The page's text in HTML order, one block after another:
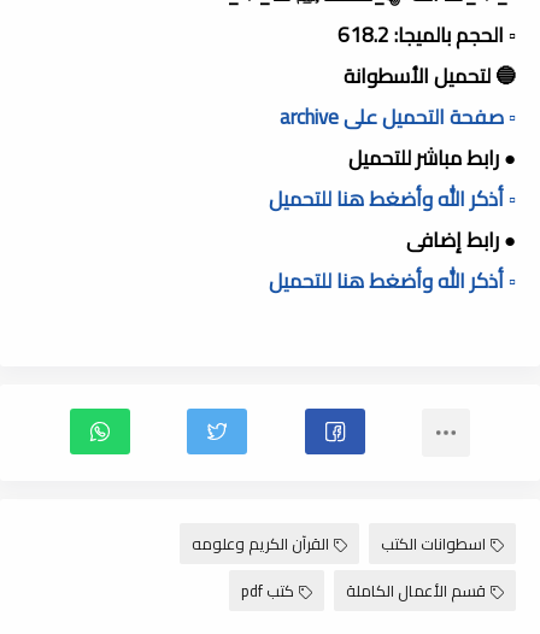
▫️ الحجم بالميجا: 618.2
🔵 لتحميل الأسطوانة
▫️ صفحة التحميل على archive
● رابط مباشر للتحميل
▫️ أذكر الله وأضغط هنا للتحميل
● رابط إضافى
▫️ أذكر الله وأضغط هنا للتحميل
اسطوانات الكتب
القرآن الكريم وعلومه
قسم الأعمال الكاملة
كتب pdf